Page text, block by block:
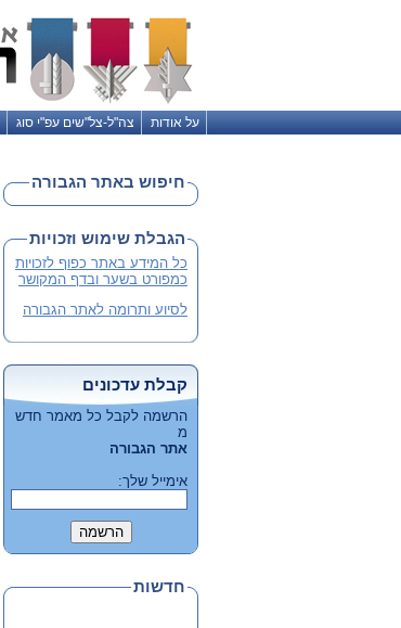
על אודות צה"ל-צל"שים עפ"י סוג
חיפוש באתר הגבורה
הגבלת שימוש וזכויות
כל המידע באתר כפוף לזכויות
כמפורט בשער ובדף המקושר
לסיוע ותרומה לאתר הגבורה
קבלת עדכונים
הרשמה לקבל כל מאמר חדש
מ
אתר הגבורה
אימייל שלך:
חדשות